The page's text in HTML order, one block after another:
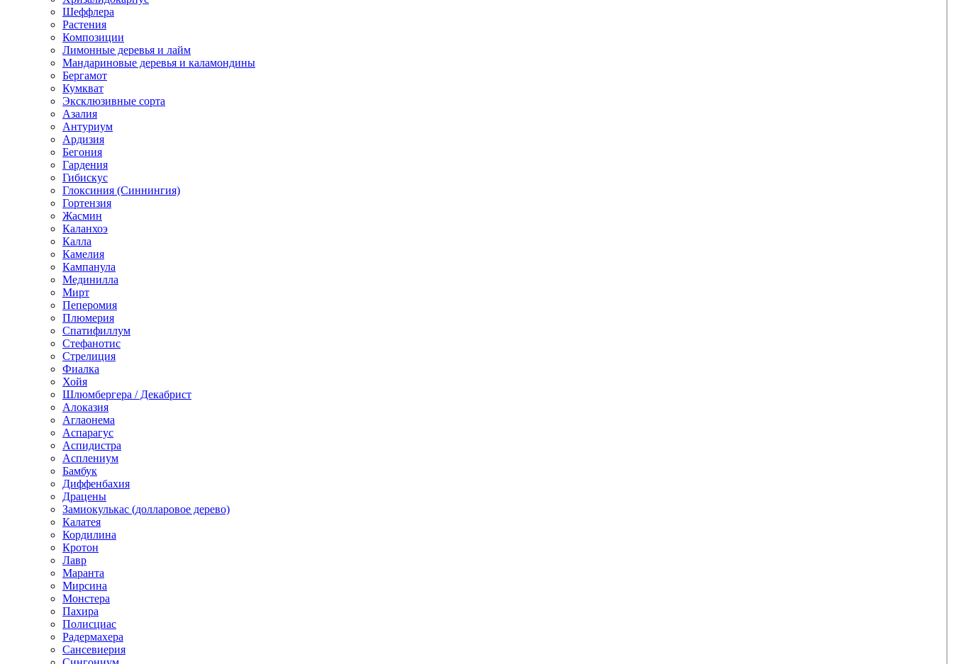
Шеффлера
Растения
Композиции
Лимонные деревья и лайм
Мандариновые деревья и каламондины
Бергамот
Кумкват
Эксклюзивные сорта
Азалия
Антуриум
Ардизия
Бегония
Гардения
Гибискус
Глоксиния (Синнингия)
Гортензия
Жасмин
Каланхоэ
Калла
Камелия
Кампанула
Мединилла
Мирт
Пеперомия
Плюмерия
Спатифиллум
Стефанотис
Стрелиция
Фиалка
Хойя
Шлюмбергера / Декабрист
Алоказия
Аглаонема
Аспарагус
Аспидистра
Асплениум
Бамбук
Диффенбахия
Драцены
Замиокулькас (долларовое дерево)
Калатея
Кордилина
Кротон
Лавр
Маранта
Мирсина
Монстера
Пахира
Полисциас
Радермахера
Сансевиерия